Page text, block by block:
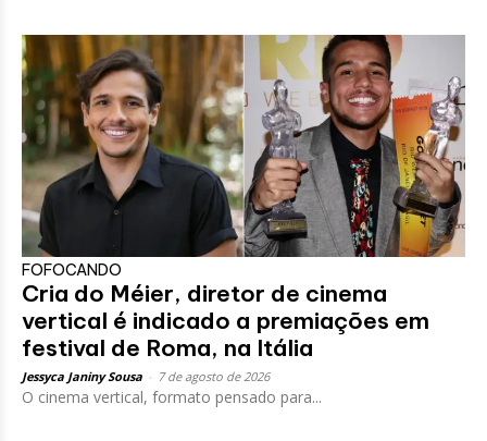
FOFOCANDO
Cria do Méier, diretor de cinema
vertical é indicado a premiações em
festival de Roma, na Itália
Jessyca Janiny Sousa 7 de agosto de 2026
O cinema vertical, formato pensado para...